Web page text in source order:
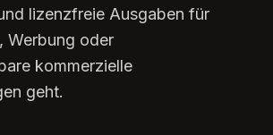
lizenzfreie Ausgaben für
Werbung oder
kommerzielle
geht.